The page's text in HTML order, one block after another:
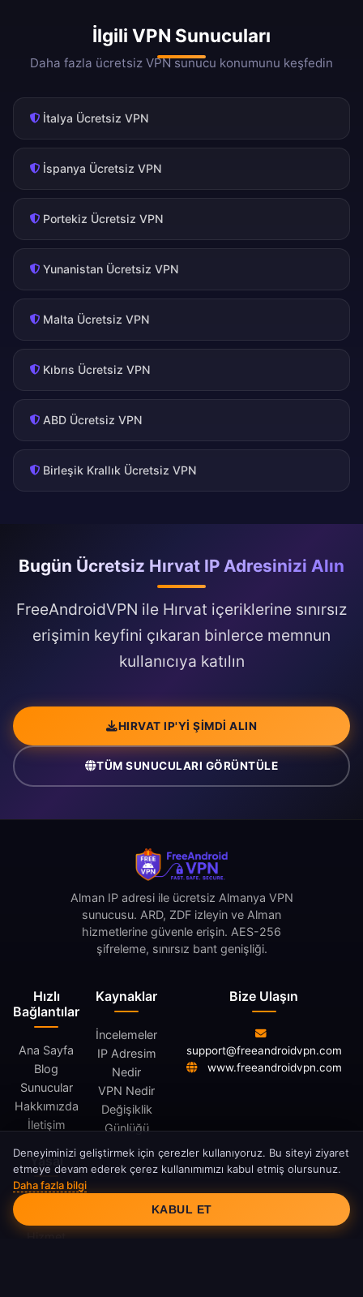
İlgili VPN Sunucuları
Daha fazla ücretsiz VPN sunucu konumunu keşfedin
İtalya Ücretsiz VPN
İspanya Ücretsiz VPN
Portekiz Ücretsiz VPN
Yunanistan Ücretsiz VPN
Malta Ücretsiz VPN
Kıbrıs Ücretsiz VPN
ABD Ücretsiz VPN
Birleşik Krallık Ücretsiz VPN
Bugün Ücretsiz Hırvat IP Adresinizi Alın
FreeAndroidVPN ile Hırvat içeriklerine sınırsız
erişimin keyfini çıkaran binlerce memnun
kullanıcıya katılın
HIRVAT IP'YI ŞIMDI ALIN
TÜM SUNUCULARI GÖRÜNTÜLE
Hızlı
Bağlantılar
Ana Sayfa
Blog
Sunucular
Hakkımızda
İletişim
Kaynaklar
İncelemeler
IP Adresim
Nedir
VPN Nedir
Değişiklik
Günlüğü
Yasal
Hizmet
Alman IP adresi ile ücretsiz Almanya VPN
sunucusu. ARD, ZDF izleyin ve Alman
hizmetlerine güvenle erişin. AES-256
şifreleme, sınırsız bant genişliği.
Bize Ulaşın
support@freeandroidvpn.com
www.freeandroidvpn.com
Çerez Onayı
Deneyiminizi geliştirmek için çerezler kullanıyoruz. Bu siteyi ziyaret
etmeye devam ederek çerez kullanımımızı kabul etmiş olursunuz.
Daha fazla bilgi
KABUL ET